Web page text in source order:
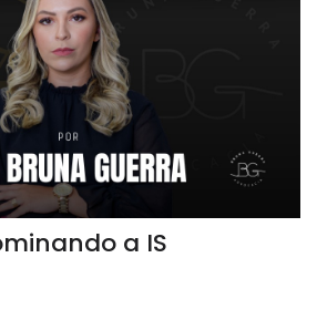
a IS